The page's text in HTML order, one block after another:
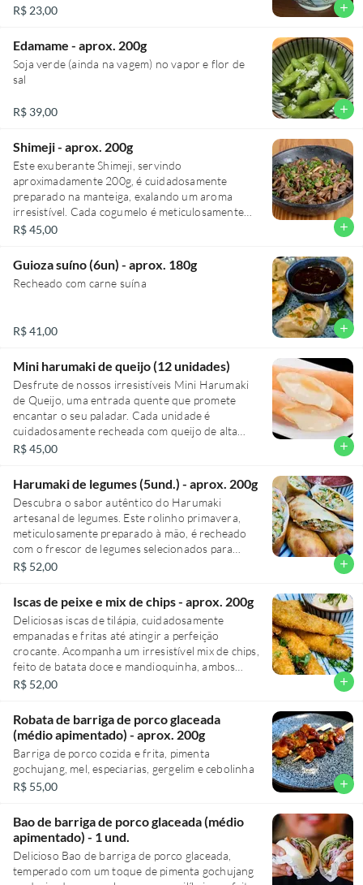
R$ 23,00 add
Edamame - aprox. 200g
Soja verde (ainda na vagem) no vapor e flor de
sal
R$ 39,00 add
Shimeji - aprox. 200g
Este exuberante Shimeji, servindo
aproximadamente 200g, é cuidadosamente
preparado na manteiga, exalando um aroma
irresistível. Cada cogumelo é meticulosamente
salteado até atingir um ponto perfeito de
cebolinha fresca, esse prato apresenta uma
combinação harmoniosa e vibrante de sabores.
Uma entrada quente que promete despertar o
verdadeiramente memorável.
R$ 45,00 add
Guioza suíno (6un) - aprox. 180g
Recheado com carne suína
R$ 41,00 add
Mini harumaki de queijo (12 unidades)
Desfrute de nossos irresistíveis Mini Harumaki
de Queijo, uma entrada quente que promete
encantar o seu paladar. Cada unidade é
cuidadosamente recheada com queijo de alta
qualidade, envolvida em uma massa leve e
composto por 12 unidades, vem acompanhado
do nosso exclusivo molho agridoce, que adiciona
um toque de sofisticação e equilíbrio, tornando a
experiência ainda mais saborosa e prazerosa.
Perfeito para compartilhar com amigos e
começar sua refeição de maneira inesquecível.
R$ 45,00 add
Harumaki de legumes (5und.) - aprox. 200g
Descubra o sabor autêntico do Harumaki
artesanal de legumes. Este rolinho primavera,
meticulosamente preparado à mão, é recheado
com o frescor de legumes selecionados para
proporcionar uma explosão de sabor em cada
irresistível, que balanceia perfeitamente os
sabores e intensifica ainda mais a experiência.
São 5 unidades, totalizando aproximadamente
200g, ideais para abrir o paladar nas entradas
quentes. Uma verdadeira delícia que promete
conquistar até os paladares mais exigentes.
R$ 52,00 add
Iscas de peixe e mix de chips - aprox. 200g
Deliciosas iscas de tilápia, cuidadosamente
empanadas e fritas até atingir a perfeição
crocante. Acompanha um irresistível mix de chips,
feito de batata doce e mandioquinha, ambos
fatiados finamente e fritos até adquirir uma
completar essa experiência gastronômica,
oferecemos duas maioneses exclusivas: uma com
o picante sabor da pimenta Sriracha e outra com
o inconfundível toque de wasabi. Tudo é
delicadamente finalizado com cebolinha fresca
picada. Uma entrada quente que promete aguçar
R$ 52,00 add
Robata de barriga de porco glaceada
(médio apimentado) - aprox. 200g
Barriga de porco cozida e frita, pimenta
gochujang, mel, especiarias, gergelim e cebolinha
R$ 55,00
add
Bao de barriga de porco glaceada (médio
apimentado) - 1 und.
Delicioso Bao de barriga de porco glaceada,
temperado com um toque de pimenta gochujang